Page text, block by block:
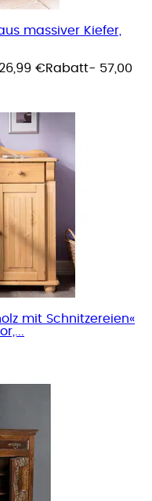
massiver Kiefer,
€Rabatt- 57,00
mit Schnitzereien«